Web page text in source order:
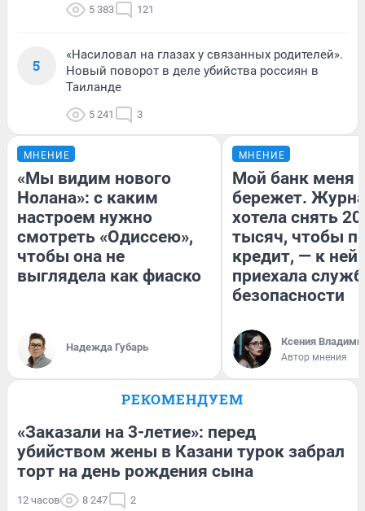
5 383 121
5
«Насиловал на глазах у связанных родителей».
Новый поворот в деле убийства россиян в
Таиланде
5 241 3
МНЕНИЕ
«Мы видим нового
Нолана»: с каким
настроем нужно
смотреть «Одиссею»,
чтобы она не
выглядела как фиаско
Надежда Губарь
МНЕНИЕ
Мой банк меня
бережет.
хотела снять
тысяч, чтобы
кредит, — к
приехала
безопасности
Ксения
Автор мнения
РЕКОМЕНДУЕМ
«Заказали на 3-летие»: перед
убийством жены в Казани турок забрал
торт на день рождения сына
12 часов 8 247 2